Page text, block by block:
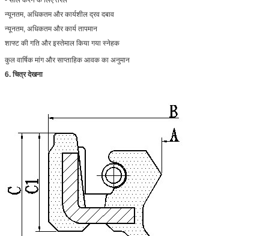
न्यूनतम, अधिकतम और कार्यशील द्रव दबाव
न्यूनतम, अधिकतम और कार्य तापमान
शाफ्ट की गति और इस्तेमाल किया गया स्नेहक
कुल वार्षिक मांग और साप्ताहिक आवक का अनुमान
6. चित्र देखना